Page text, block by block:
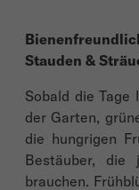
Stauden &
Sobald die Tage
der Garten,
die hungrigen
Bestäuber, die
brauchen.